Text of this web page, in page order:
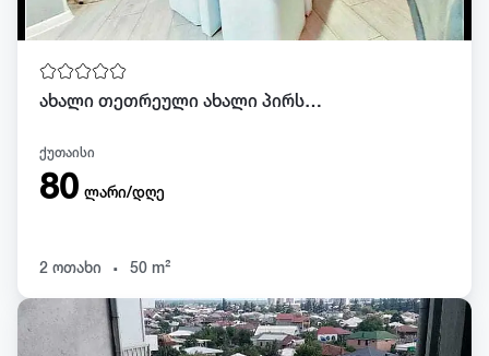
ახალი თეთრეული ახალი პირსახოცები
ქუთაისი
80 ლარი/დღე
2 ოთახი . 50 m²